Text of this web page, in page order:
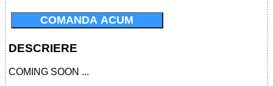
COMANDA ACUM
DESCRIERE
COMING SOON ...